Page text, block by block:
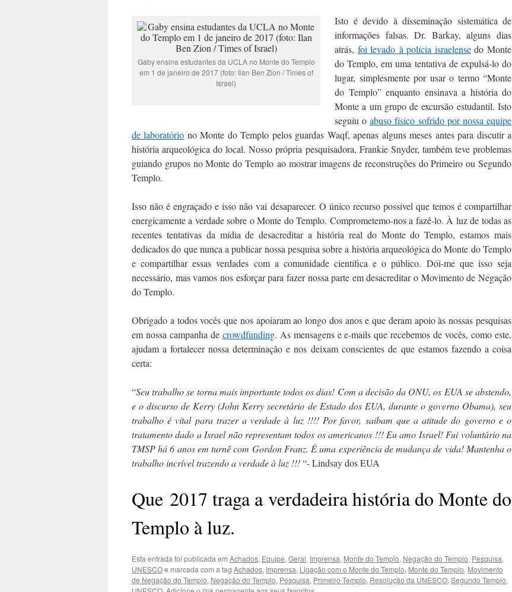
Gaby ensina estudantes da UCLA no Monte do Templo
em 1 de janeiro de 2017 (foto: Ilan Ben Zion / Times of
Israel)
Isto é devido à disseminação sistemática de
informações falsas. Dr. Barkay, alguns dias
atrás, foi levado à polícia israelensedo Monte
do Templo, em uma tentativa de expulsá-lo do
lugar, simplesmente por usar o termo “Monte
do Templo” enquanto ensinava a história do
Monte a um grupo de excursão estudantil. Isto
seguiu oabuso físico sofrido por nossa equipe
de laboratório no Monte do Templo pelos guardas Waqf, apenas alguns meses antes para discutir a
história arqueológica do local. Nosso própria pesquisadora, Frankie Snyder, também teve problemas
guiando grupos no Monte do Templo ao mostrar imagens de reconstruções do Primeiro ou Segundo
Templo.
Isso não é engraçado e isso não vai desaparecer. O único recurso possível que temos é compartilhar
energicamente a verdade sobre o Monte do Templo. Comprometemo-nos a fazê-lo. À luz de todas as
recentes tentativas da mídia de desacreditar a história real do Monte do Templo, estamos mais
dedicados do que nunca a publicar nossa pesquisa sobre a história arqueológica do Monte do Templo
e compartilhar essas verdades com a comunidade científica e o público. Dói-me que isso seja
necessário, mas vamos nos esforçar para fazer nossa parte em desacreditar o Movimento de Negação
do Templo.
Obrigado a todos vocês que nos apoiaram ao longo dos anos e que deram apoio às nossas pesquisas
em nossa campanha de crowdfunding. As mensagens e e-mails que recebemos de vocês, como este,
ajudam a fortalecer nossa determinação e nos deixam conscientes de que estamos fazendo a coisa
certa:
“Seu trabalho se torna mais importante todos os dias! Com a decisão da ONU, os EUA se abstendo,
e o discurso de Kerry (John Kerry secretário de Estado dos EUA, durante o governo Obama), seu
trabalho é vital para trazer a verdade à luz !!!! Por favor, saibam que a atitude do governo e o
tratamento dado a Israel não representam todos os americanos !!! Eu amo Israel! Fui voluntário na
TMSP há 6 anos em turnê com Gordon Franz. É uma experiência de mudança de vida! Mantenha o
trabalho incrível trazendo a verdade à luz !!!“- Lindsay dos EUA
Que 2017 traga a verdadeira história do Monte do
Templo à luz.
Esta entrada foi publicada em Achados, Equipe, Geral, Imprensa, Monte do Templo, Negação do Templo, Pesquisa,
UNESCOe marcada com a tag Achados, Imprensa, Ligação com o Monte do Templo, Monte do Templo, Movimento
de Negação do Templo, Negação do Templo, Pesquisa, Primeiro Templo, Resolução da UNESCO, Segundo Templo,